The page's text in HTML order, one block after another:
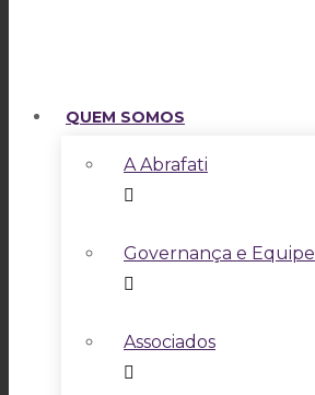
QUEM SOMOS
A Abrafati
Governança e Equipe
Associados